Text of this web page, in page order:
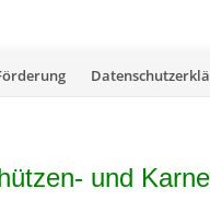
und